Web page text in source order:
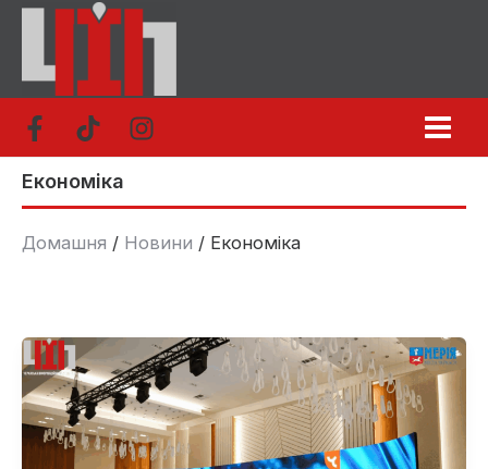
Перейти
вмісту
Економіка
Домашня Новини Економіка